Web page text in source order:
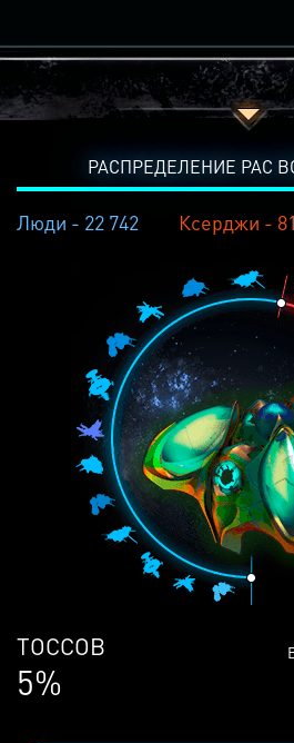
РАСПРЕДЕЛЕНИЕ РАС
Люди - 22 742 Ксерджи -
ЛЮДЕЙ
69%